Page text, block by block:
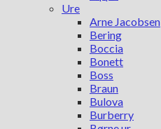
Ure
Arne Jacobsen
Bering
Boccia
Bonett
Boss
Braun
Bulova
Burberry